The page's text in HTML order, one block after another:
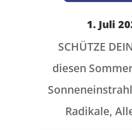
1. Juli
SCHÜTZE
diesen
Radikale,